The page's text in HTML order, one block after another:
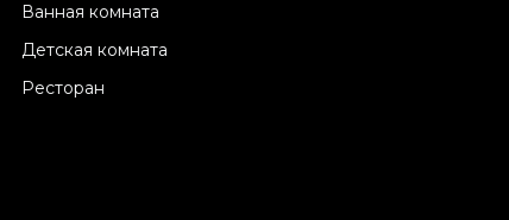
Ванная комната
Детская комната
Ресторан